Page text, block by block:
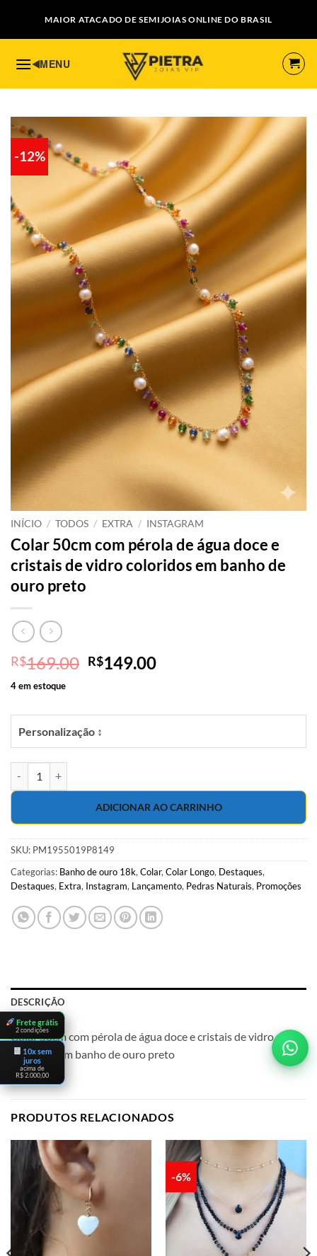
content
MAIOR ATACADO DE SEMIJOIAS ONLINE DO BRASIL
-12%
INÍCIO / TODOS / EXTRA / INSTAGRAM
Colar 50cm com pérola de água doce e
cristais de vidro coloridos em banho de
ouro preto
R$169.00 O
era:
R$169.00.
R$149.00O
é:
4 em estoque
Personalização ↕
ADICIONAR AO CARRINHO
SKU: PM1955019P8149
Categorias: Banho de ouro 18k,Colar,Colar Longo, Destaques,
Destaques, Extra, Instagram, Lançamento, Pedras Naturais, Promoções
DESCRIÇÃO
Colar 50cm com pérola de água doce e cristais de vidro
coloridos em banho de ouro preto
PRODUTOS RELACIONADOS
-6%
Frete grátis
2 condições
10x sem
juros
acima de
R$ 2.000,00